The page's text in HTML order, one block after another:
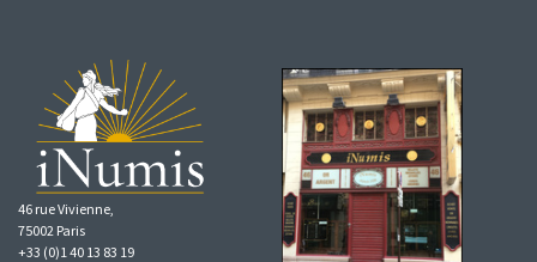
46 rue Vivienne,
75002 Paris
+33 (0)1 40 13 83 19